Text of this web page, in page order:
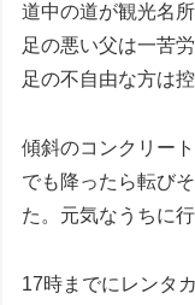
道中の道が観光名
足の悪い父は一苦
足の不自由な方は
傾斜のコンクリー
でも降ったら転び
た。元気なうちに
17時までにレンタ